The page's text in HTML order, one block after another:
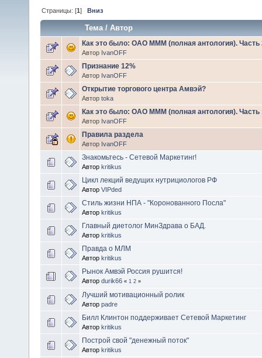
Страницы: [1]Вниз
Тема/Автор
Как это было: ОАО МММ (полная антология). Часть
Автор IvanOFF
Признание 12%
Автор IvanOFF
Открытие торгового центра Амвэй?
Автор toka
Как это было: ОАО МММ (полная антология). Часть
Автор IvanOFF
Правила раздела
Автор IvanOFF
Знакомьтесь - Сетевой Маркетинг!
Автор kritikus
Цикл лекций ведущих нутрициологов РФ
Автор VIPded
Стиль жизни НПА - "Коронованного Посла"
Автор kritikus
Главный диетолог МинЗдрава о БАД.
Автор kritikus
Правда о МЛМ
Автор kritikus
Рынок Амвэй Россия рушится!
Автор durik66 « 1 2 »
Лучший мотивационный ролик
Автор padre
Билл Клинтон поддерживает Сетевой Маркетинг
Автор kritikus
Построй свой "денежный поток"
Автор kritikus